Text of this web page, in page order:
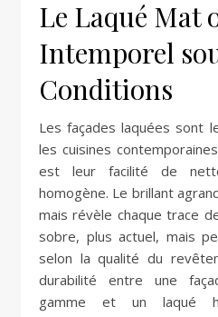
Le Laqué Mat
Intemporel
Conditions
Les façades laquées sont
les cuisines
est leur facilité de
homogène. Le brillant
mais révèle chaque trace
sobre, plus actuel, mais
selon la qualité du
durabilité entre une
gamme et un laqué